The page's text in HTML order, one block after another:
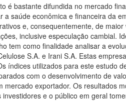
é bastante difundida no mercado
saúde econômica e financeira da
e, consequentemente, de
inclusive especulação cambial.
tem como finalidade analisar a
S.A. e Irani S.A. Estas
índices utilizados para este estudo
com o desenvolvimento de
exportador. Os resultados
e o público em geral